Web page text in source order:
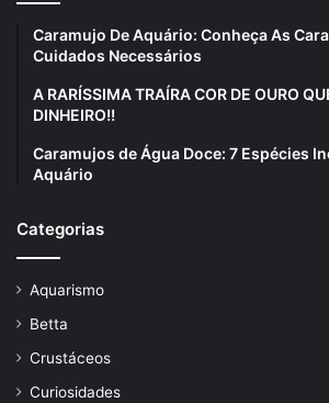
Caramujo De Aquário: Conheça As
Cuidados Necessários
A RARÍSSIMA TRAÍRA COR DE OURO
DINHEIRO!!
Caramujos de Água Doce: 7 Espécies
Aquário
Categorias
Aquarismo
Betta
Crustáceos
Curiosidades